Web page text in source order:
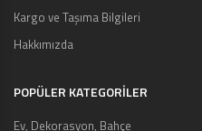
Kargo ve Taşıma Bilgileri
Hakkımızda
POPÜLER KATEGORİLER
Ev, Dekorasyon, Bahçe